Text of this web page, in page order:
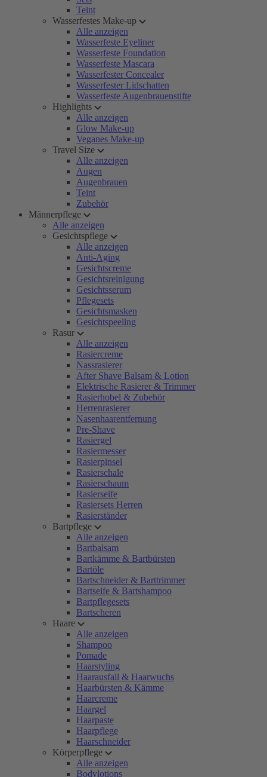
Teint
Wasserfestes Make-up
Alle anzeigen
Wasserfeste Eyeliner
Wasserfeste Foundation
Wasserfeste Mascara
Wasserfester Concealer
Wasserfester Lidschatten
Wasserfeste Augenbrauenstifte
Highlights
Alle anzeigen
Glow Make-up
Veganes Make-up
Travel Size
Alle anzeigen
Augen
Augenbrauen
Teint
Zubehör
Männerpflege
Alle anzeigen
Gesichtspflege
Alle anzeigen
Anti-Aging
Gesichtscreme
Gesichtsreinigung
Gesichtsserum
Pflegesets
Gesichtsmasken
Gesichtspeeling
Rasur
Alle anzeigen
Rasiercreme
Nassrasierer
After Shave Balsam & Lotion
Elektrische Rasierer & Trimmer
Rasierhobel & Zubehör
Herrenrasierer
Nasenhaarentfernung
Pre-Shave
Rasiergel
Rasiermesser
Rasierpinsel
Rasierschale
Rasierschaum
Rasierseife
Rasiersets Herren
Rasierständer
Bartpflege
Alle anzeigen
Bartbalsam
Bartkämme & Bartbürsten
Bartöle
Bartschneider & Barttrimmer
Bartseife & Bartshampoo
Bartpflegesets
Bartscheren
Haare
Alle anzeigen
Shampoo
Pomade
Haarstyling
Haarausfall & Haarwuchs
Haarbürsten & Kämme
Haarcreme
Haargel
Haarpaste
Haarpflege
Haarschneider
Körperpflege
Alle anzeigen
Bodylotions